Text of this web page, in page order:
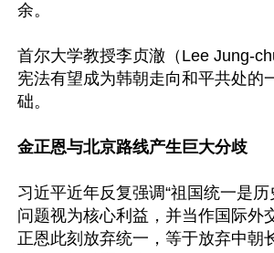
余。
首尔大学教授李贞澈（Lee Jung-
宪法有望成为韩朝走向和平共处的
础。
金正恩与北京路线产生巨大分歧
习近平近年反复强调“祖国统一是
问题视为核心利益，并当作国际外
正恩此刻放弃统一，等于放弃中朝